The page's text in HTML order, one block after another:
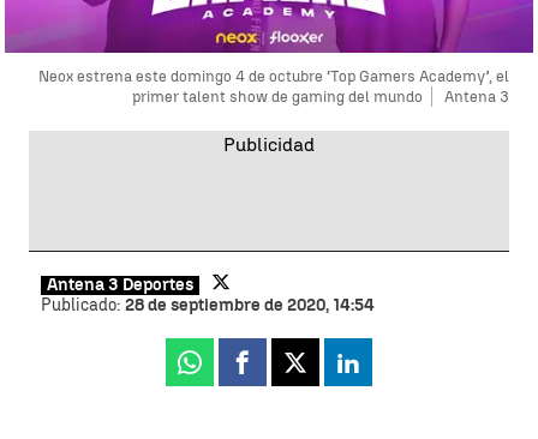
Neox estrena este domingo 4 de octubre ‘Top Gamers Academy’, el
primer talent show de gaming del mundo
Antena 3
Antena 3 Deportes
Publicado: 28 de septiembre de 2020, 14:54
Whatsapp
Facebook
X Linkedin